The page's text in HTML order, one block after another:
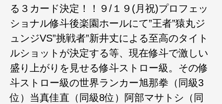
る３カード決定！！９/１９(月祝)プロフェッ
ショナル修斗後楽園ホールにて”王者”猿丸ジ
ュンジVS”挑戦者”新井丈による至高のタイト
ルショットが決定する等、現在修斗で激しい
盛り上がりを見せる修斗ストロー級。その修
斗ストロー級の世界ランカー旭那拳（同級3
位）当真佳直（同級8位）阿部マサトシ（同